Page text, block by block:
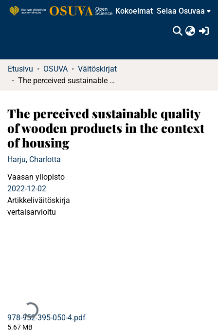
Kokoelmat Selaa Osuvaa
Etusivu OSUVA
Väitöskirjat
The perceived sustainable quality of wooden products in the context of housing
The perceived sustainable quality
of wooden products in the context
of housing
Harju, Charlotta
Vaasan yliopisto
2022-12-02
Artikkeliväitöskirja
vertaisarvioitu
Ladataan...
978-952-395-050-4.pdf
5.67 MB